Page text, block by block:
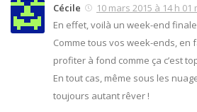
Cécile
10 mars 2015 à 14 h 01
En effet, voilà un week-end
Comme tous vos week-ends, en
profiter à fond comme ça c’est
En tout cas, même sous les
toujours autant rêver !